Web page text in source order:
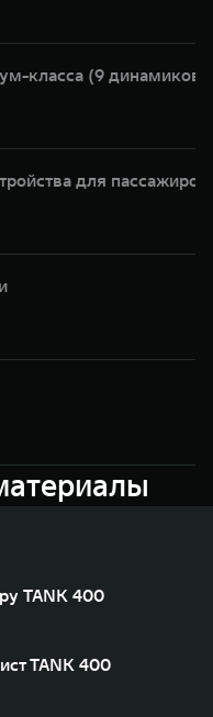
класса (9 динамиков
для
TANK 400
TANK 400